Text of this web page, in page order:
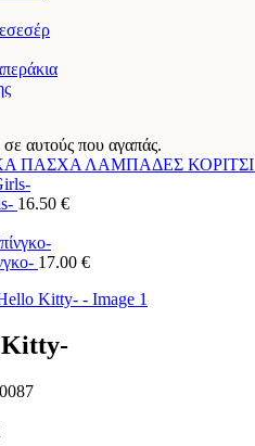
αυτούς που αγαπάς.
ΠΑΣΧΑ ΛΑΜΠΑΔΕΣ ΚΟΡΙΤΣΙ
16.50 €
17.00 €
Kitty-